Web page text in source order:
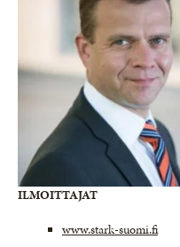
ILMOITTAJAT
www.stark-suomi.fi